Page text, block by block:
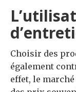
Choisir des
également
effet, le